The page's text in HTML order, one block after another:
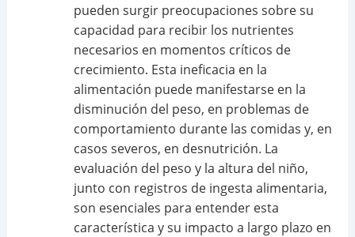
pueden surgir preocupaciones sobre su
capacidad para recibir los nutrientes
necesarios en momentos críticos de
crecimiento. Esta ineficacia en la
alimentación puede manifestarse en la
disminución del peso, en problemas de
comportamiento durante las comidas y, en
casos severos, en desnutrición. La
evaluación del peso y la altura del niño,
junto con registros de ingesta alimentaria,
son esenciales para entender esta
característica y su impacto a largo plazo en